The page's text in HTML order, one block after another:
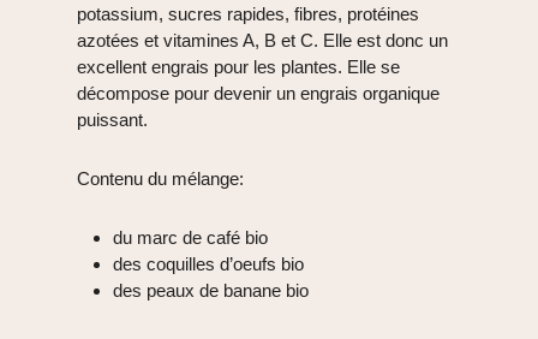
potassium, sucres rapides, fibres, protéines
azotées et vitamines A, B et C. Elle est donc un
excellent engrais pour les plantes. Elle se
décompose pour devenir un engrais organique
puissant.
Contenu du mélange:
du marc de café bio
des coquilles d’oeufs bio
des peaux de banane bio